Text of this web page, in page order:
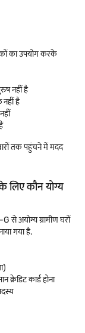
का उपयोग करके
नहीं है
नहीं है
तक पहुंचने में मदद
लिए कौन योग्य
से अयोग्य ग्रामीण घरों
गया है.
कार्ड होना